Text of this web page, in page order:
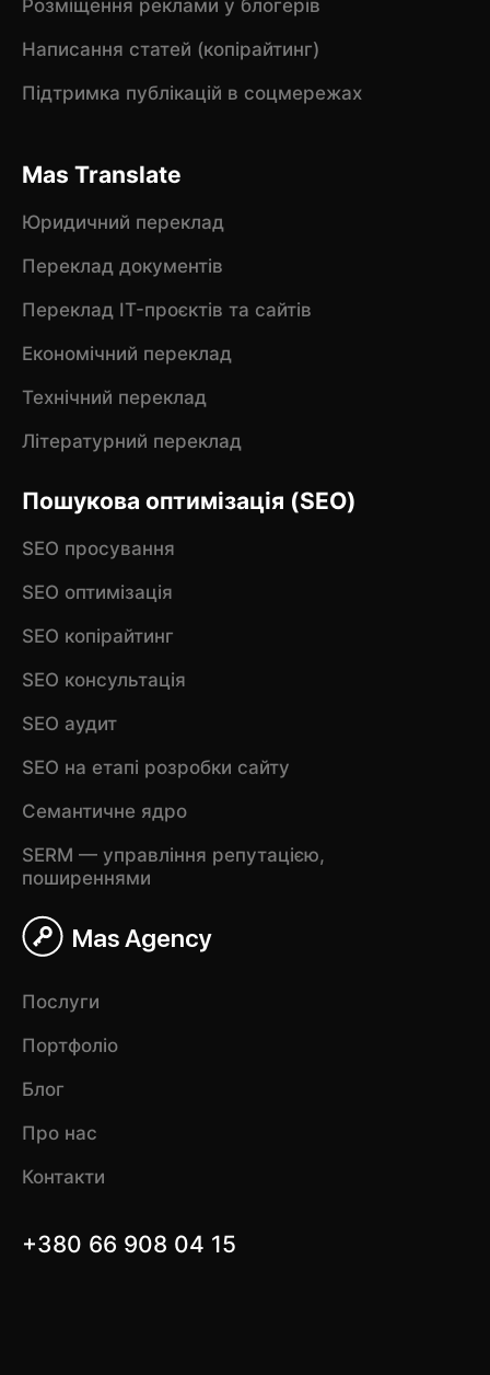
Mas Agency
Послуги
Портфоліо
Блог
Про нас
Контакти
+380 66 908 04 15
Розміщення реклами у блогерів
Написання статей (копірайтинг)
Підтримка публікацій в соцмережах
Mas Translate
Юридичний переклад
Переклад документів
Переклад IT-проєктів та сайтів
Економічний переклад
Технічний переклад
Літературний переклад
Пошукова оптимізація (SEO)
SEO просування
SEO оптимізація
SEO копірайтинг
SEO консультація
SEO аудит
SEO на етапі розробки сайту
Семантичне ядро
SERM — управління репутацією,
поширеннями